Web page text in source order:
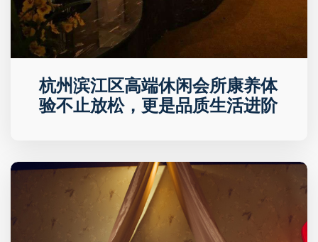
杭州滨江区高端休闲会所康养体
验不止放松，更是品质生活进阶